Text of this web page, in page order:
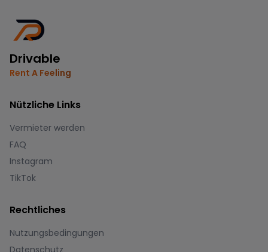
Drivable
Rent A Feeling
Nützliche Links
Vermieter werden
FAQ
Instagram
TikTok
Rechtliches
Nutzungsbedingungen
Datenschutz